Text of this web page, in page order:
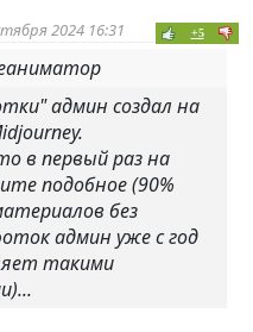
2024 16:31 +5
админ создал на
в первый раз на
подобное (90%
без
админ уже с год
такими